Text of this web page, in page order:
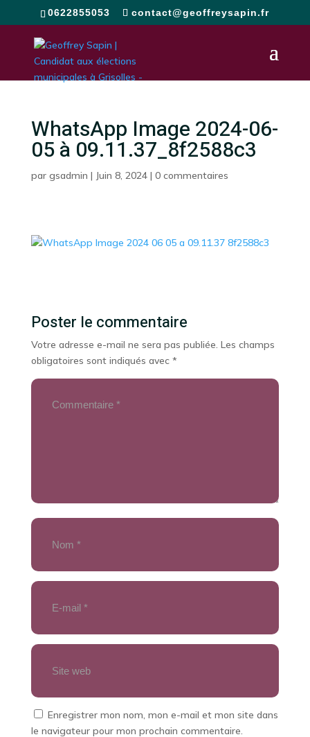
0622855053 contact@geoffreysapin.fr
WhatsApp Image 2024-06-
05 à 09.11.37_8f2588c3
par gsadmin | Juin 8, 2024| 0 commentaires
Poster le commentaire
Votre adresse e-mail ne sera pas publiée. Les champs
obligatoires sont indiqués avec *
Enregistrer mon nom, mon e-mail et mon site dans
le navigateur pour mon prochain commentaire.